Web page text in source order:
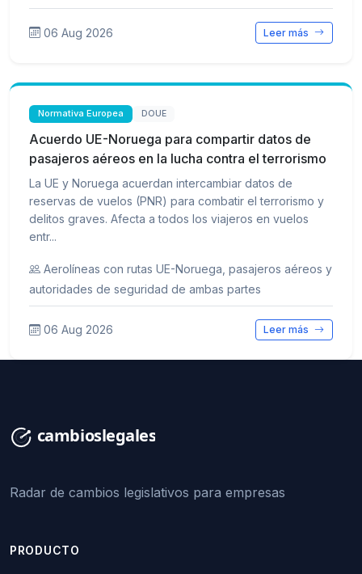
06 Aug 2026 Leer más
Normativa Europea DOUE
Acuerdo UE-Noruega para compartir datos de
pasajeros aéreos en la lucha contra el terrorismo
La UE y Noruega acuerdan intercambiar datos de
reservas de vuelos (PNR) para combatir el terrorismo y
delitos graves. Afecta a todos los viajeros en vuelos
entr...
Aerolíneas con rutas UE-Noruega, pasajeros aéreos y
autoridades de seguridad de ambas partes
06 Aug 2026 Leer más
Radar de cambios legislativos para empresas
PRODUCTO